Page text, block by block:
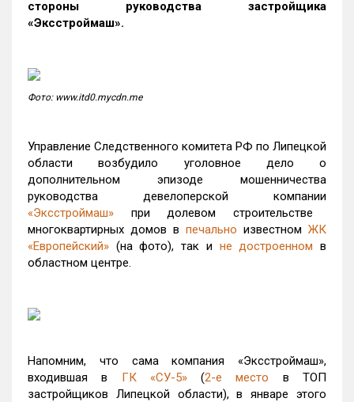
стороны руководства застройщика
«Эксстроймаш».
Фото: www.itd0.mycdn.me
Управление Следственного комитета РФ по Липецкой
области возбудило уголовное дело о
дополнительном эпизоде мошенничества
руководства девелоперской компании
«Эксстроймаш» при долевом строительстве
многоквартирных домов в печально известном ЖК
«Европейский» (на фото), так и не достроенном в
областном центре.
Напомним, что сама компания «Эксстроймаш»,
входившая в ГК «СУ-5»(2-е место в ТОП
застройщиков Липецкой области), в январе этого